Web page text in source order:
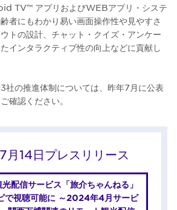
TV™ アプリおよびWEBアプリ・システ
者にもわかり易い画面操作性や見やすさ
トの設計、チャット・クイズ・アンケー
インタラクティブ性の向上などに貢献し
社の推進体制については、昨年7月に公表
確認ください。
14日プレスリリース
光配信サービス「旅介ちゃんねる」
で視聴可能に ～2024年4月サービ